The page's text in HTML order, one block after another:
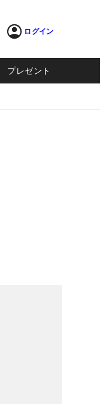
ログイン
プレゼント